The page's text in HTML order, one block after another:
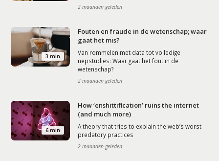
2 maanden geleden
3 min
Fouten en fraude in de wetenschap; waar
gaat het mis?
Van rommelen met data tot volledige
nepstudies: Waar gaat het fout in de
wetenschap?
2 maanden geleden
6 min
How ‘enshittification’ ruins the internet
(and much more)
A theory that tries to explain the web’s worst
predatory practices
2 maanden geleden